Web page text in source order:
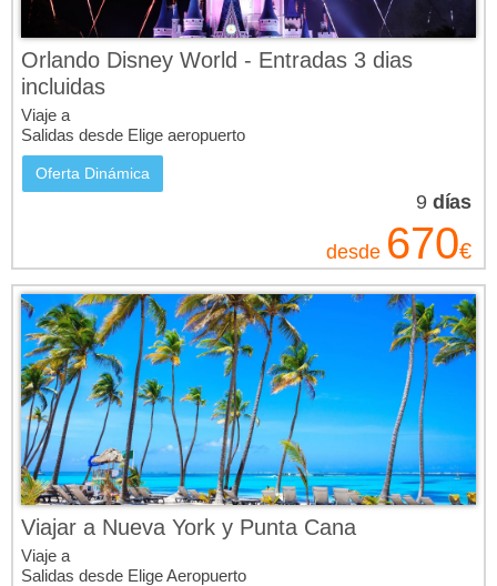
Orlando Disney World - Entradas 3 dias
incluidas
Viaje a
Salidas desde Elige aeropuerto
Oferta Dinámica
9 días
670€
desde
Viajar a Nueva York y Punta Cana
Viaje a
Salidas desde Elige Aeropuerto